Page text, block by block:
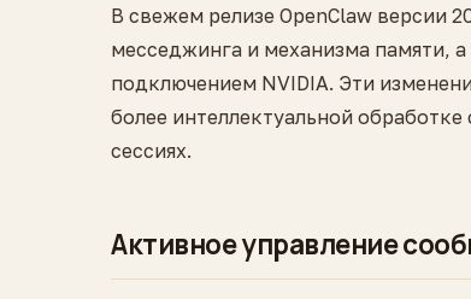
В свежем релизе OpenClaw версии
месседжинга и механизма памяти,
подключением NVIDIA. Эти
более интеллектуальной
сессиях.
Активное управление